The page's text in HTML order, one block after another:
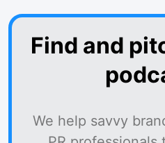
Find and
We help savvy